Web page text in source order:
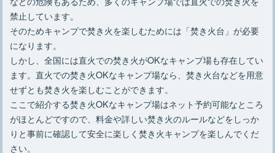
禁止しています。
そのためキャンプで焚き火を楽しむためには「焚き火台」が必要
になります。
しかし、全国には直火での焚き火がOKなキャンプ場も存在してい
ます。直火での焚き火OKなキャンプ場なら、焚き火台などを用意
せずとも焚き火を楽しむことができます。
ここで紹介する焚き火OKなキャンプ場はネット予約可能なところ
がほとんどですので、料金や詳しい焚き火のルールなどをしっか
りと事前に確認して安全に楽しく焚き火キャンプを楽しんでくだ
さい。